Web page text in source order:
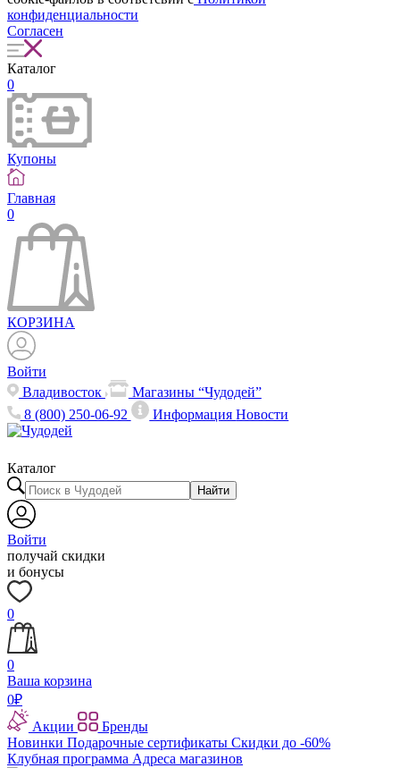
конфиденциальности
Согласен
Каталог
0
Купоны
Главная
0
КОРЗИНА
Войти
Владивосток
Магазины “Чудодей”
8 (800) 250-06-92
ИнформацияНовости
Каталог
Найти
Войти
получай скидки
и бонусы
0
0
Ваша корзина
0₽
Акции
Бренды
Новинки Подарочные сертификаты Скидки до -60%
Клубная программа Адреса магазинов